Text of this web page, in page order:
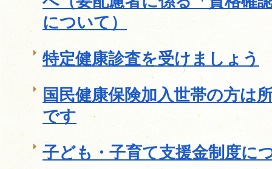
について）
特定健康診査を受けましょう
国民健康保険加入世帯の方は
です
子ども・子育て支援金制度に